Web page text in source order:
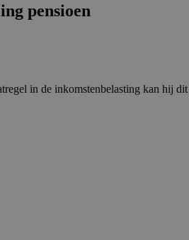
pensioen
in de inkomstenbelasting kan hij